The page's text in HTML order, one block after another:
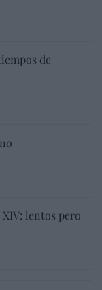
de
XIV: lentos pero